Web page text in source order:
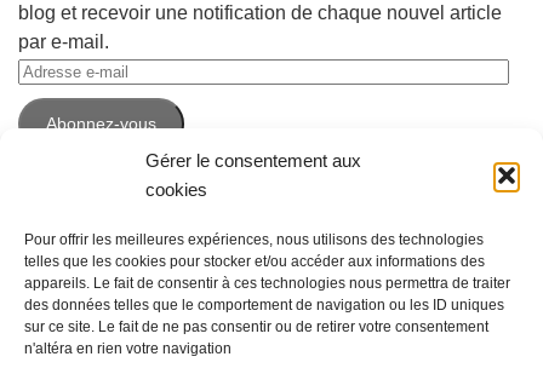
Gérer le consentement aux
cookies
Pour offrir les meilleures expériences, nous utilisons des technologies
telles que les cookies pour stocker et/ou accéder aux informations des
appareils. Le fait de consentir à ces technologies nous permettra de traiter
des données telles que le comportement de navigation ou les ID uniques
sur ce site. Le fait de ne pas consentir ou de retirer votre consentement
n'altéra en rien votre navigation
blog et recevoir une notification de chaque nouvel article
par e-mail.
Adresse
e-
mailAbonnez-vous